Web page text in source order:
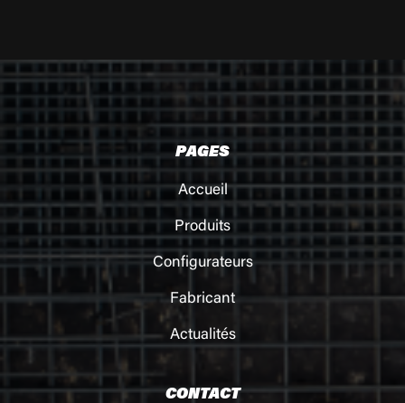
PAGES
Accueil
Produits
Configurateurs
Fabricant
Actualités
CONTACT